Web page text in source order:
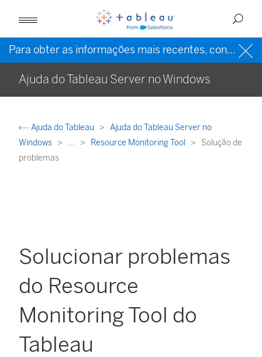
Para obter as informações mais recentes, consulte a
Ajuda do Tableau Server no Windows
Ajuda do Tableau
Ajuda do Tableau Server no
Windows
... Resource Monitoring Tool
Solução de
problemas
Solucionar problemas
do Resource
Monitoring Tool do
Tableau